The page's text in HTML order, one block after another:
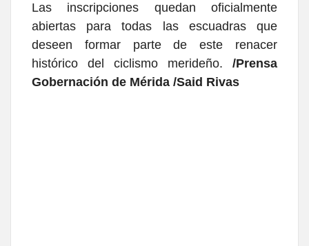
Las inscripciones quedan oficialmente
abiertas para todas las escuadras que
deseen formar parte de este renacer
histórico del ciclismo merideño.
/Prensa
Gobernación de Mérida /Said Rivas